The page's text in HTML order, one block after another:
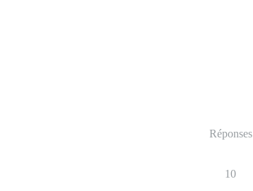
Réponses
10